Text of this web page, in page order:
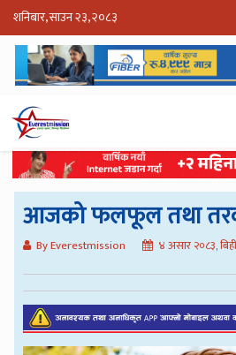
शनिबार, साउन २३, २०८३
आजको फलफूल तथा
By Everestmission ४ असार २०८३,